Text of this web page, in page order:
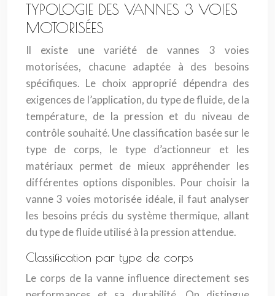
TYPOLOGIE DES VANNES 3 VOIES
MOTORISÉES
Il existe une variété de vannes 3 voies
motorisées, chacune adaptée à des besoins
spécifiques. Le choix approprié dépendra des
exigences de l’application, du type de fluide, de la
température, de la pression et du niveau de
contrôle souhaité. Une classification basée sur le
type de corps, le type d’actionneur et les
matériaux permet de mieux appréhender les
différentes options disponibles. Pour choisir la
vanne 3 voies motorisée idéale, il faut analyser
les besoins précis du système thermique, allant
du type de fluide utilisé à la pression attendue.
Classification par type de corps
Le corps de la vanne influence directement ses